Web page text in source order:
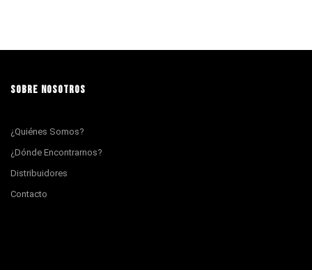
SOBRE NOSOTROS
¿Quiénes Somos?
¿Dónde Encontrarnos?
Distribuidores
Contacto